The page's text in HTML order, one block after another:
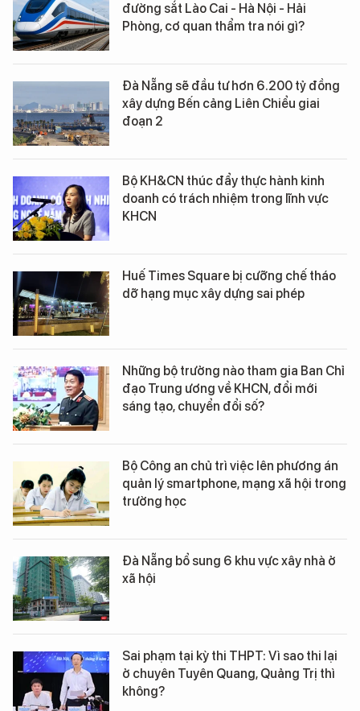
đường sắt Lào Cai - Hà Nội - Hải
Phòng, cơ quan thẩm tra nói gì?
Đà Nẵng sẽ đầu tư hơn 6.200 tỷ đồng
xây dựng Bến cảng Liên Chiểu giai
đoạn 2
Bộ KH&CN thúc đẩy thực hành kinh
doanh có trách nhiệm trong lĩnh vực
KHCN
Huế Times Square bị cưỡng chế tháo
dỡ hạng mục xây dựng sai phép
Những bộ trưởng nào tham gia Ban Chỉ
đạo Trung ương về KHCN, đổi mới
sáng tạo, chuyển đổi số?
Bộ Công an chủ trì việc lên phương án
quản lý smartphone, mạng xã hội trong
trường học
Đà Nẵng bổ sung 6 khu vực xây nhà ở
xã hội
Sai phạm tại kỳ thi THPT: Vì sao thi lại
ở chuyên Tuyên Quang, Quảng Trị thì
không?